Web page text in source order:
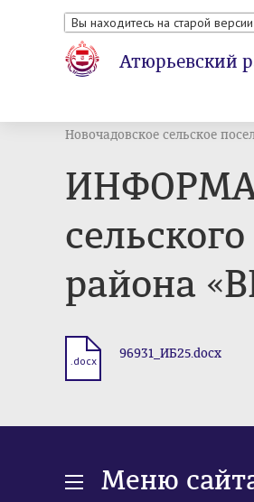
Вы находитесь на старой
Атюрьевский
Новочадовское сельское
района
.docx 96931_ИБ25.docx
Меню